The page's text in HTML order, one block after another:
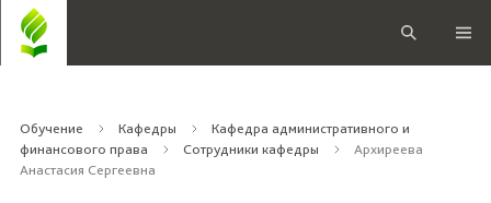
Обучение Кафедры
Кафедра административного и
финансового права
Сотрудники кафедры
Архиреева
Анастасия Сергеевна